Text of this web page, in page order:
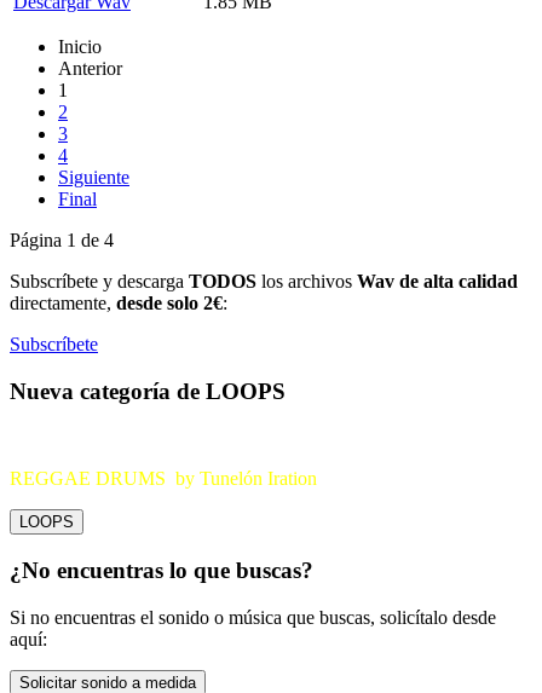
Inicio
Anterior
1
2
3
4
Siguiente
Final
Página 1 de 4
Subscríbete y descarga TODOS los archivos Wav de alta calidad
directamente, desde solo 2€:
Subscríbete
Nueva categoría de LOOPS
REGGAE DRUMS by Tunelón Iration
LOOPS
¿No encuentras lo que buscas?
Si no encuentras el sonido o música que buscas, solicítalo desde
aquí:
Solicitar sonido a medida